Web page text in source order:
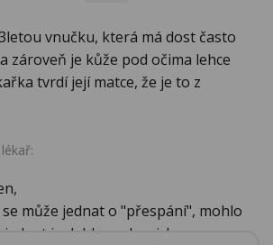
vnučku, která má dost často
zároveň je kůže pod očima lehce
tvrdí její matce, že je to z
může jednat o "přespání", mohlo
i o lehkou alergickou ...